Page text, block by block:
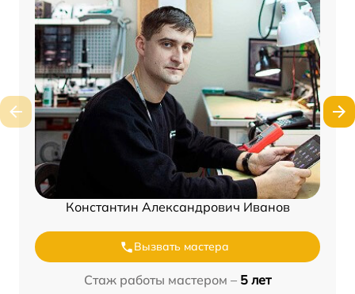
Константин Александрович Иванов
Вызвать мастера
Стаж работы мастером – 5 лет